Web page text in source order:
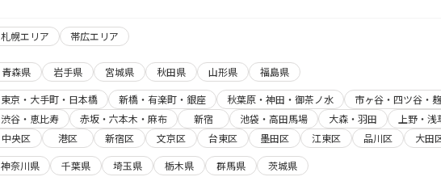
札幌エリア 帯広エリア
青森県 岩手県 宮城県 秋田県 山形県 福島県
東京・大手町・日本橋 新橋・有楽町・銀座 秋葉原・神田・御茶ノ水 市ヶ谷・四ツ谷・
渋谷・恵比寿
赤坂・六本木・麻布 新宿 池袋・高田馬場 大森・羽田 上野・
中央区
港区 新宿区 文京区 台東区 墨田区 江東区 品川区 大田
神奈川県 千葉県 埼玉県 栃木県 群馬県 茨城県